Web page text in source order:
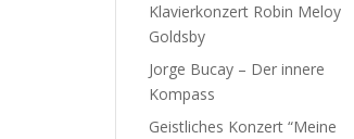
Klavierkonzert Robin Meloy
Goldsby
Jorge Bucay – Der innere
Kompass
Geistliches Konzert “Meine